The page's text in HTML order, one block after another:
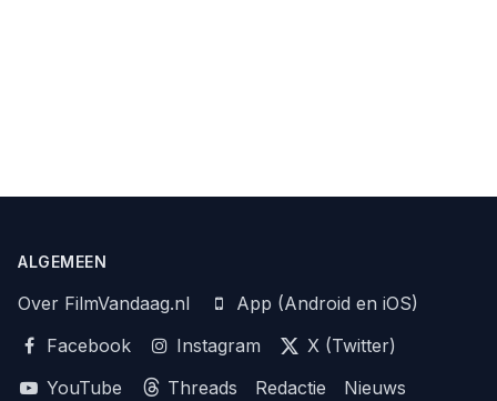
ALGEMEEN
Over FilmVandaag.nl
App (Android en iOS)
Facebook
Instagram
X (Twitter)
YouTube
Threads Redactie
Nieuws